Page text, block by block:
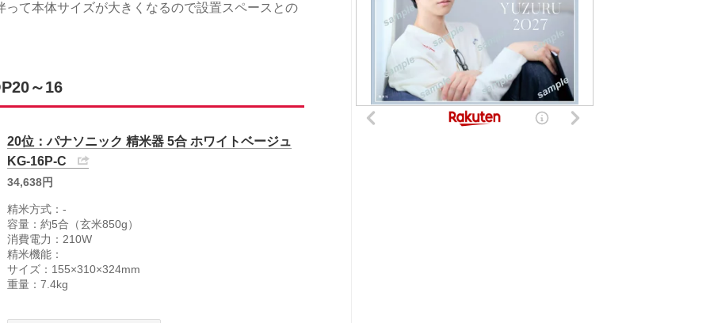
て本体サイズが大きくなるので設置スペースとの
～16
20位：パナソニック 精米器 5合 ホワイトベージュ
KG-16P-C
34,638円
精米方式：-
容量：約5合（玄米850g）
消費電力：210W
精米機能：
サイズ：155×310×324mm
重量：7.4kg